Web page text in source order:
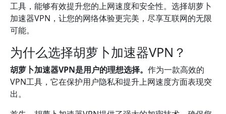
工具，能够有效提升您的上网速度和安全性。选择胡萝卜
加速器VPN，让您的网络体验更完美，尽享互联网的无限
可能。
为什么选择胡萝卜加速器VPN？
胡萝卜加速器VPN是用户的理想选择。 作为一款高效的
VPN工具，它在保护用户隐私和提升上网速度方面表现突
出。